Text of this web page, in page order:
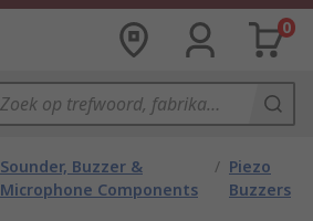
0
Sounder, Buzzer &
Microphone Components
/ Piezo
Buzzers